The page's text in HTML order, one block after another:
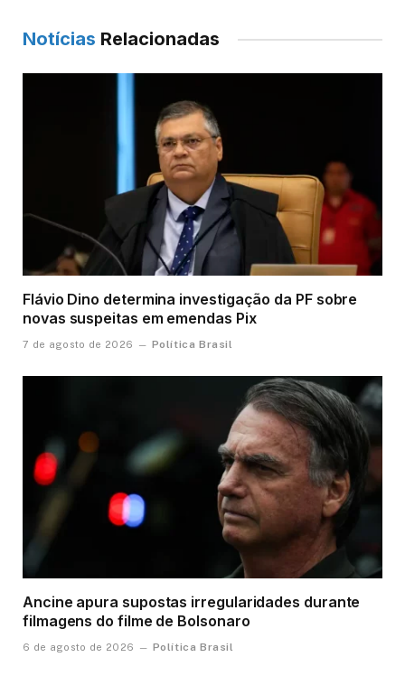
Notícias Relacionadas
Flávio Dino determina investigação da PF sobre
novas suspeitas em emendas Pix
7 de agosto de 2026 Política Brasil
Ancine apura supostas irregularidades durante
filmagens do filme de Bolsonaro
6 de agosto de 2026 Política Brasil